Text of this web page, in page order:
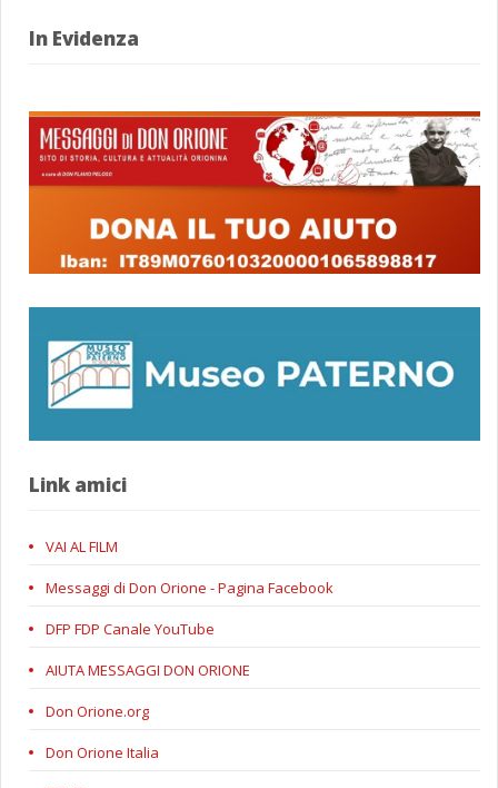
In Evidenza
Link amici
VAI AL FILM
Messaggi di Don Orione - Pagina Facebook
DFP FDP Canale YouTube
AIUTA MESSAGGI DON ORIONE
Don Orione.org
Don Orione Italia